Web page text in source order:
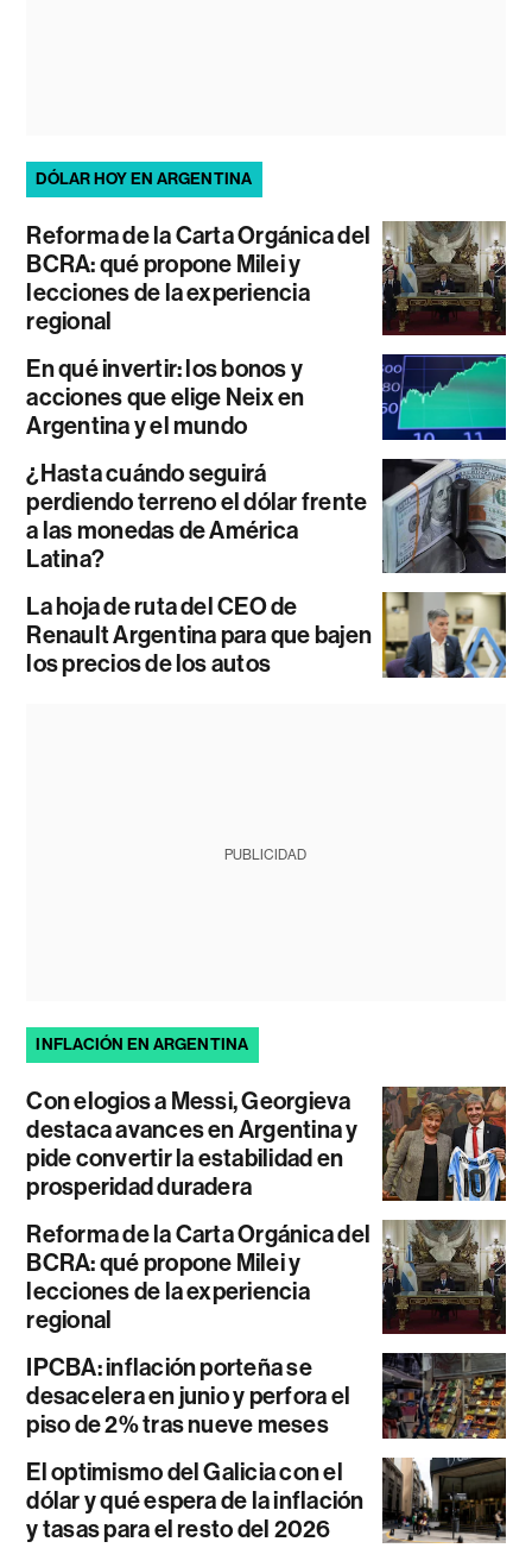
DÓLAR HOY EN ARGENTINA
Reforma de la Carta Orgánica del
BCRA: qué propone Milei y
lecciones de la experiencia
regional
En qué invertir: los bonos y
acciones que elige Neix en
Argentina y el mundo
¿Hasta cuándo seguirá
perdiendo terreno el dólar frente
a las monedas de América
Latina?
La hoja de ruta del CEO de
Renault Argentina para que bajen
los precios de los autos
PUBLICIDAD
INFLACIÓN EN ARGENTINA
Con elogios a Messi, Georgieva
destaca avances en Argentina y
pide convertir la estabilidad en
prosperidad duradera
Reforma de la Carta Orgánica del
BCRA: qué propone Milei y
lecciones de la experiencia
regional
IPCBA: inflación porteña se
desacelera en junio y perfora el
piso de 2% tras nueve meses
El optimismo del Galicia con el
dólar y qué espera de la inflación
y tasas para el resto del 2026